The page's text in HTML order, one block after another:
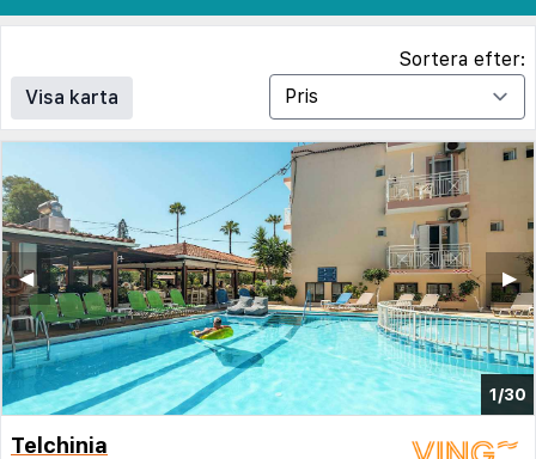
Visa karta
Sortera efter:
1/30
▶︎
◀︎
Telchinia